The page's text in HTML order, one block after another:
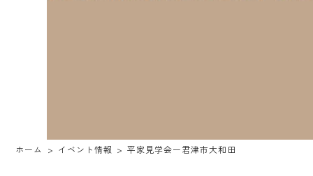
ホーム イベント情報 平家見学会ー君津市大和田